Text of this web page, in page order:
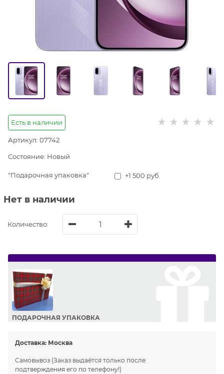
Есть в наличии
Артикул: 07742
Состояние: Новый
"Подарочная упаковка" +1 500 руб.
Нет в наличии
Количество:
ПОДАРОЧНАЯ УПАКОВКА
Доставка: Москва
Самовывоз (Заказ выдаётся только после
подтверждения его по телефону!)